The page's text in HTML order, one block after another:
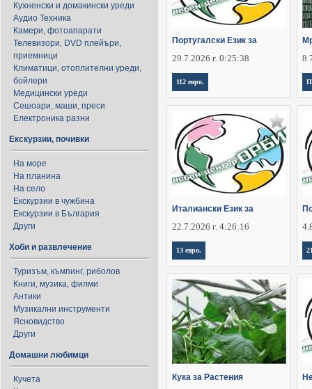
Кухненски и домакински уреди
Аудио Техника
Камери, фотоапарати
Телевизори, DVD плейъри,
приемници
Климатици, отоплителни уреди,
бойлери
Медицински уреди
Сешоари, маши, преси
Електроника разни
Екскурзии, почивки
На море
На планина
На село
Екскурзии в чужбина
Екскурзии в България
Други
Хоби и развлечение
Туризъм, къмпинг, риболов
Книги, музика, филми
Антики
Музикални инструменти
Ясновидство
Други
Домашни любимци
Кучета
Португалски Език за
29.7.2026 г. 0:25:38
112 евро.
Италиански Език за
22.7.2026 г. 4:26:16
13 евро.
Кука за Растения